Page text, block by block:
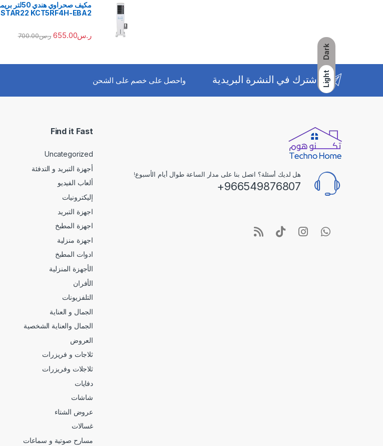
Dark
Light
STAR22 KCT5RF4H-EBA2
ر.س655.00 ر.س700.00
اشترك في النشرة البريدية واحصل على خصم على الشحن
هل لديك أسئلة؟ اتصل بنا على مدار الساعة طوال أيام الأسبوع!
Find it Fast
Uncategorized
أجهزة التبريد و التدفئة
ألعاب الفيديو
إليكترونيات
اجهزة التبريد
اجهزة المطبخ
اجهزة منزلية
ادوات المطبخ
الأجهزة المنزلية
الأفران
التلفزيونات
الجمال و العناية
الجمال والعناية الشخصية
العروض
ثلاجات و فريزرات
ثلاجلات وفريزرات
دفايات
شاشات
عروض الشتاء
غسالات
مسارح صوتية و سماعات